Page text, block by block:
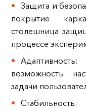
Защита и
покрытие
столешница
процессе
Адаптивность:
возможность
задачи